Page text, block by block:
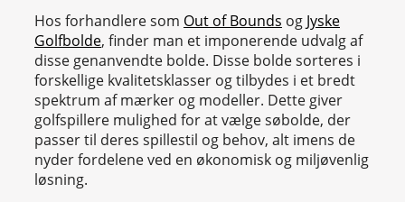
Hos forhandlere som Out of Bounds og Jyske
Golfbolde, finder man et imponerende udvalg af
disse genanvendte bolde. Disse bolde sorteres i
forskellige kvalitetsklasser og tilbydes i et bredt
spektrum af mærker og modeller. Dette giver
golfspillere mulighed for at vælge søbolde, der
passer til deres spillestil og behov, alt imens de
nyder fordelene ved en økonomisk og miljøvenlig
løsning.